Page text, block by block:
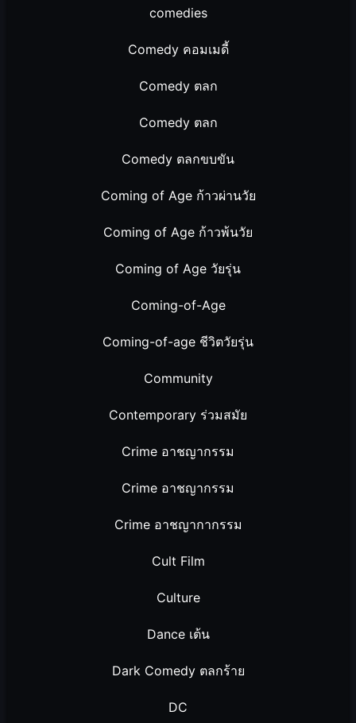
comedies
Comedy คอมเมดี้
Comedy ตลก
Comedy ตลก
Comedy ตลกขบขัน
Coming of Age ก้าวผ่านวัย
Coming of Age ก้าวพ้นวัย
Coming of Age วัยรุ่น
Coming-of-Age
Coming-of-age ชีวิตวัยรุ่น
Community
Contemporary ร่วมสมัย
Crime อาชญากรรม
Crime อาชญากรรม
Crime อาชญากากรรม
Cult Film
Culture
Dance เต้น
Dark Comedy ตลกร้าย
DC